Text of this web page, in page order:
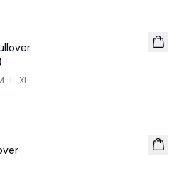
L XL